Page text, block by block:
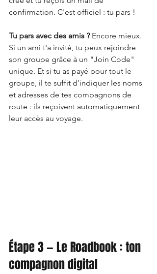
confirmation. C'est officiel : tu pars !
Tu pars avec des amis ? Encore mieux.
Si un ami t'a invité, tu peux rejoindre
son groupe grâce à un "Join Code"
unique. Et si tu as payé pour tout le
groupe, il te suffit d'indiquer les noms
et adresses de tes compagnons de
route : ils reçoivent automatiquement
leur accès au voyage.
Étape 3 — Le Roadbook : ton
compagnon digital